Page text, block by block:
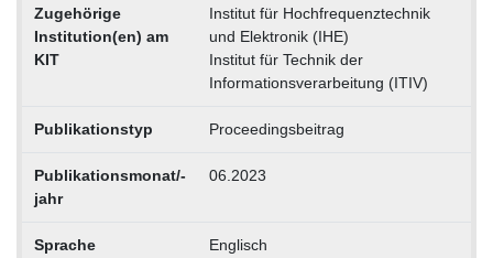
Zugehörige
Institution(en) am
KIT
Institut für Hochfrequenztechnik
und Elektronik (IHE)
Institut für Technik der
Informationsverarbeitung (ITIV)
Publikationstyp Proceedingsbeitrag
Publikationsmonat/-
jahr
06.2023
Sprache Englisch